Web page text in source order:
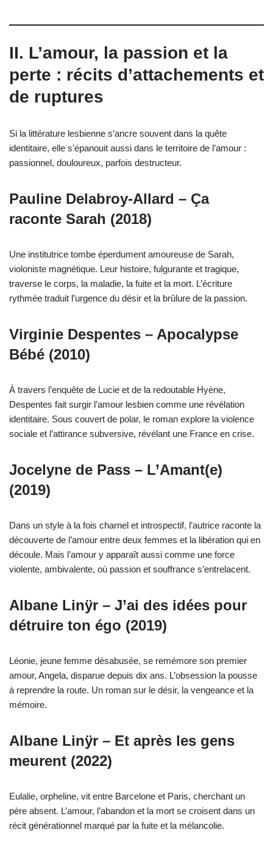
II. L’amour, la passion et la
perte : récits d’attachements et
de ruptures
Si la littérature lesbienne s’ancre souvent dans la quête
identitaire, elle s’épanouit aussi dans le territoire de l’amour :
passionnel, douloureux, parfois destructeur.
Pauline Delabroy-Allard – Ça
raconte Sarah (2018)
Une institutrice tombe éperdument amoureuse de Sarah,
violoniste magnétique. Leur histoire, fulgurante et tragique,
traverse le corps, la maladie, la fuite et la mort. L’écriture
rythmée traduit l’urgence du désir et la brûlure de la passion.
Virginie Despentes – Apocalypse
Bébé (2010)
À travers l’enquête de Lucie et de la redoutable Hyène,
Despentes fait surgir l’amour lesbien comme une révélation
identitaire. Sous couvert de polar, le roman explore la violence
sociale et l’attirance subversive, révélant une France en crise.
Jocelyne de Pass – L’Amant(e)
(2019)
Dans un style à la fois charnel et introspectif, l’autrice raconte la
découverte de l’amour entre deux femmes et la libération qui en
découle. Mais l’amour y apparaît aussi comme une force
violente, ambivalente, où passion et souffrance s’entrelacent.
Albane Linÿr – J’ai des idées pour
détruire ton égo (2019)
Léonie, jeune femme désabusée, se remémore son premier
amour, Angela, disparue depuis dix ans. L’obsession la pousse
à reprendre la route. Un roman sur le désir, la vengeance et la
mémoire.
Albane Linÿr – Et après les gens
meurent (2022)
Eulalie, orpheline, vit entre Barcelone et Paris, cherchant un
père absent. L’amour, l’abandon et la mort se croisent dans un
récit générationnel marqué par la fuite et la mélancolie.